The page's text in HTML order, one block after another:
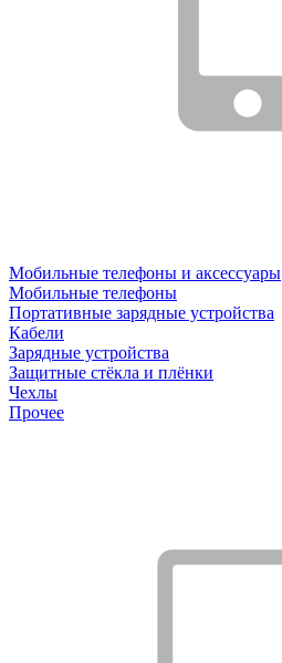
Мобильные телефоны и аксессуары
Мобильные телефоны
Портативные зарядные устройства
Кабели
Зарядные устройства
Защитные стёкла и плёнки
Чехлы
Прочее